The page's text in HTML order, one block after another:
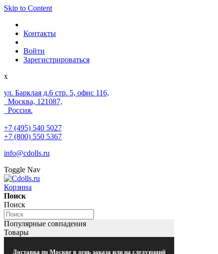
Skip to Content
Контакты
Войти
Зарегистрироваться
x
ул. Барклая д.6 стр. 5, офис 116,
Москва, 121087,
Россия.
+7 (495) 540 5027
+7 (800) 550 5367
info@cdolls.ru
Toggle Nav
Корзина
Поиск
Поиск
Популярные совпадения
Товары
Доставка по Москве в день заказа или на следующий